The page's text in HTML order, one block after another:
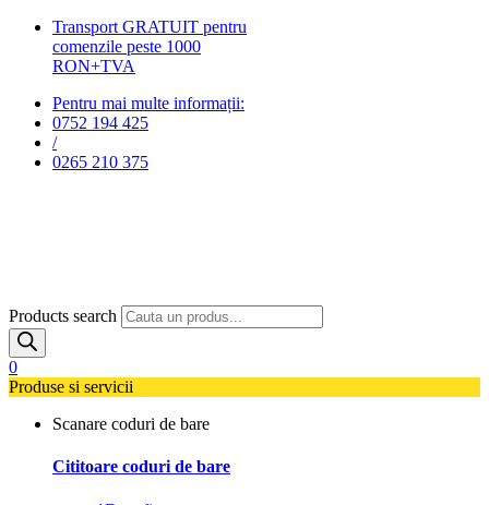
Transport GRATUIT pentru
comenzile peste 1000
RON+TVA
Pentru mai multe informații:
0752 194 425
/
0265 210 375
Products search
0
Produse si servicii
Scanare coduri de bare
Cititoare coduri de bare